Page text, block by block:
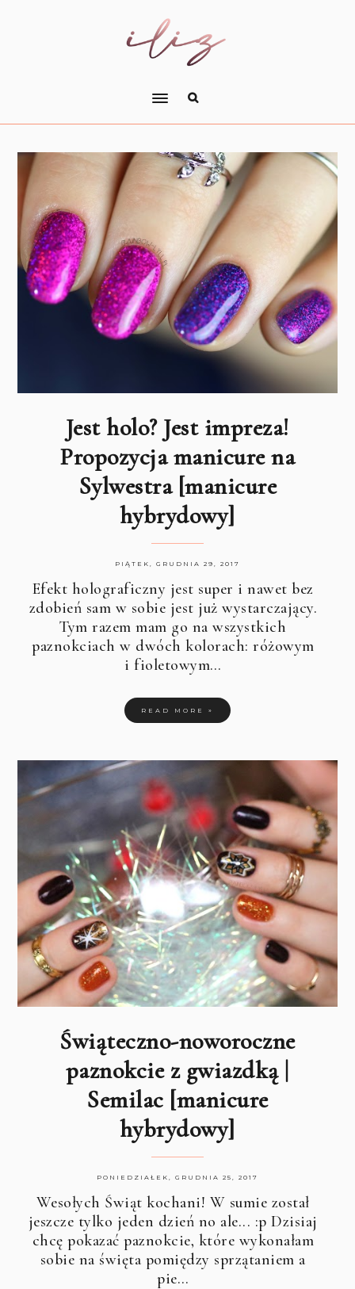
Jest holo? Jest impreza!
Propozycja manicure na
Sylwestra [manicure
hybrydowy]
PIĄTEK, GRUDNIA 29, 2017
Efekt holograficzny jest super i nawet bez
zdobień sam w sobie jest już wystarczający.
Tym razem mam go na wszystkich
paznokciach w dwóch kolorach: różowym
i fioletowym…
READ MORE »
Świąteczno-noworoczne
paznokcie z gwiazdką |
Semilac [manicure
hybrydowy]
PONIEDZIAŁEK, GRUDNIA 25, 2017
Wesołych Świąt kochani! W sumie został
jeszcze tylko jeden dzień no ale... :p Dzisiaj
chcę pokazać paznokcie, które wykonałam
sobie na święta pomiędzy sprzątaniem a
pie…